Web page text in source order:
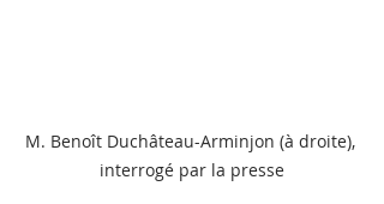
M. Benoît Duchâteau-Arminjon (à droite),
interrogé par la presse